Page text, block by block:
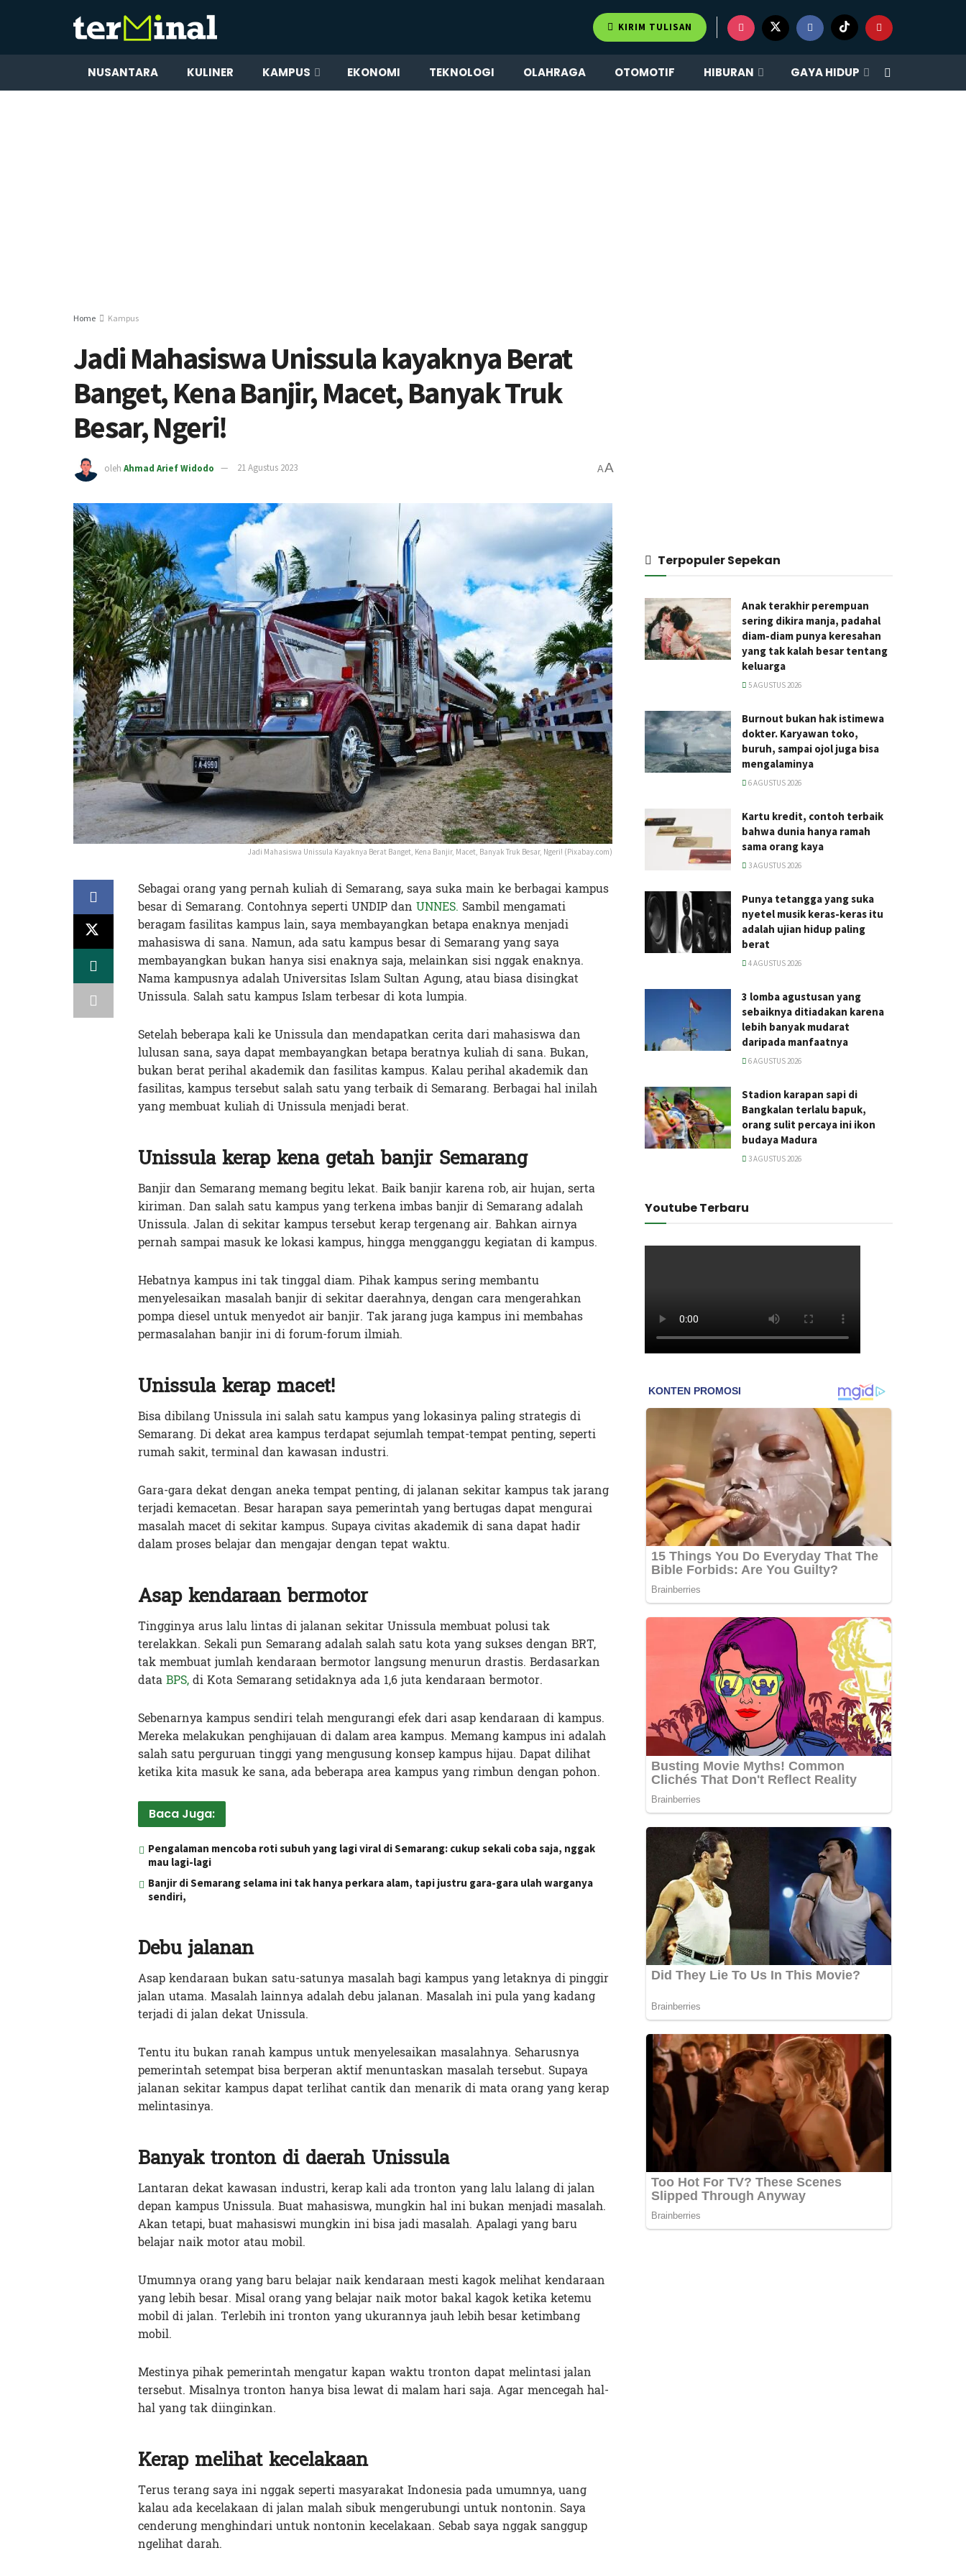
KIRIM TULISAN
NUSANTARA KULINER KAMPUS EKONOMI TEKNOLOGI OLAHRAGA OTOMOTIF HIBURAN GAYA HIDUP
Home Kampus
Jadi Mahasiswa Unissula kayaknya Berat
Banget, Kena Banjir, Macet, Banyak Truk
Besar, Ngeri!
oleh Ahmad Arief Widodo 21 Agustus 2023 AA
Jadi Mahasiswa Unissula Kayaknya Berat Banget, Kena Banjir, Macet, Banyak Truk Besar, Ngeri! (Pixabay.com)
Sebagai orang yang pernah kuliah di Semarang, saya suka main ke berbagai kampus
besar di Semarang. Contohnya seperti UNDIP dan UNNES. Sambil mengamati
beragam fasilitas kampus lain, saya membayangkan betapa enaknya menjadi
mahasiswa di sana. Namun, ada satu kampus besar di Semarang yang saya
membayangkan bukan hanya sisi enaknya saja, melainkan sisi nggak enaknya.
Nama kampusnya adalah Universitas Islam Sultan Agung, atau biasa disingkat
Unissula. Salah satu kampus Islam terbesar di kota lumpia.
Setelah beberapa kali ke Unissula dan mendapatkan cerita dari mahasiswa dan
lulusan sana, saya dapat membayangkan betapa beratnya kuliah di sana. Bukan,
bukan berat perihal akademik dan fasilitas kampus. Kalau perihal akademik dan
fasilitas, kampus tersebut salah satu yang terbaik di Semarang. Berbagai hal inilah
yang membuat kuliah di Unissula menjadi berat.
Unissula kerap kena getah banjir Semarang
Banjir dan Semarang memang begitu lekat. Baik banjir karena rob, air hujan, serta
kiriman. Dan salah satu kampus yang terkena imbas banjir di Semarang adalah
Unissula. Jalan di sekitar kampus tersebut kerap tergenang air. Bahkan airnya
pernah sampai masuk ke lokasi kampus, hingga mengganggu kegiatan di kampus.
Hebatnya kampus ini tak tinggal diam. Pihak kampus sering membantu
menyelesaikan masalah banjir di sekitar daerahnya, dengan cara mengerahkan
pompa diesel untuk menyedot air banjir. Tak jarang juga kampus ini membahas
permasalahan banjir ini di forum-forum ilmiah.
Unissula kerap macet!
Bisa dibilang Unissula ini salah satu kampus yang lokasinya paling strategis di
Semarang. Di dekat area kampus terdapat sejumlah tempat-tempat penting, seperti
rumah sakit, terminal dan kawasan industri.
Gara-gara dekat dengan aneka tempat penting, di jalanan sekitar kampus tak jarang
terjadi kemacetan. Besar harapan saya pemerintah yang bertugas dapat mengurai
masalah macet di sekitar kampus. Supaya civitas akademik di sana dapat hadir
dalam proses belajar dan mengajar dengan tepat waktu.
Asap kendaraan bermotor
Tingginya arus lalu lintas di jalanan sekitar Unissula membuat polusi tak
terelakkan. Sekali pun Semarang adalah salah satu kota yang sukses dengan BRT,
tak membuat jumlah kendaraan bermotor langsung menurun drastis. Berdasarkan
dataBPS,di Kota Semarang setidaknya ada 1,6 juta kendaraan bermotor.
Sebenarnya kampus sendiri telah mengurangi efek dari asap kendaraan di kampus.
Mereka melakukan penghijauan di dalam area kampus. Memang kampus ini adalah
salah satu perguruan tinggi yang mengusung konsep kampus hijau. Dapat dilihat
ketika kita masuk ke sana, ada beberapa area kampus yang rimbun dengan pohon.
Baca Juga:
Pengalaman mencoba roti subuh yang lagi viral di Semarang: cukup sekali coba saja, nggak
mau lagi-lagi
Banjir di Semarang selama ini tak hanya perkara alam, tapi justru gara-gara ulah warganya
sendiri,
Debu jalanan
Asap kendaraan bukan satu-satunya masalah bagi kampus yang letaknya di pinggir
jalan utama. Masalah lainnya adalah debu jalanan. Masalah ini pula yang kadang
terjadi di jalan dekat Unissula.
Tentu itu bukan ranah kampus untuk menyelesaikan masalahnya. Seharusnya
pemerintah setempat bisa berperan aktif menuntaskan masalah tersebut. Supaya
jalanan sekitar kampus dapat terlihat cantik dan menarik di mata orang yang kerap
melintasinya.
Banyak tronton di daerah Unissula
Lantaran dekat kawasan industri, kerap kali ada tronton yang lalu lalang di jalan
depan kampus Unissula. Buat mahasiswa, mungkin hal ini bukan menjadi masalah.
Akan tetapi, buat mahasiswi mungkin ini bisa jadi masalah. Apalagi yang baru
belajar naik motor atau mobil.
Umumnya orang yang baru belajar naik kendaraan mesti kagok melihat kendaraan
yang lebih besar. Misal orang yang belajar naik motor bakal kagok ketika ketemu
mobil di jalan. Terlebih ini tronton yang ukurannya jauh lebih besar ketimbang
mobil.
Mestinya pihak pemerintah mengatur kapan waktu tronton dapat melintasi jalan
tersebut. Misalnya tronton hanya bisa lewat di malam hari saja. Agar mencegah hal-
hal yang tak diinginkan.
Kerap melihat kecelakaan
Terus terang saya ini nggak seperti masyarakat Indonesia pada umumnya, uang
kalau ada kecelakaan di jalan malah sibuk mengerubungi untuk nontonin. Saya
cenderung menghindari untuk nontonin kecelakaan. Sebab saya nggak sanggup
ngelihat darah.
Terpopuler Sepekan
Anak terakhir perempuan
sering dikira manja, padahal
diam-diam punya keresahan
yang tak kalah besar tentang
keluarga
5 AGUSTUS 2026
Burnout bukan hak istimewa
dokter. Karyawan toko,
buruh, sampai ojol juga bisa
mengalaminya
6 AGUSTUS 2026
Kartu kredit, contoh terbaik
bahwa dunia hanya ramah
sama orang kaya
3 AGUSTUS 2026
Punya tetangga yang suka
nyetel musik keras-keras itu
adalah ujian hidup paling
berat
4 AGUSTUS 2026
3 lomba agustusan yang
sebaiknya ditiadakan karena
lebih banyak mudarat
daripada manfaatnya
6 AGUSTUS 2026
Stadion karapan sapi di
Bangkalan terlalu bapuk,
orang sulit percaya ini ikon
budaya Madura
3 AGUSTUS 2026
Youtube Terbaru